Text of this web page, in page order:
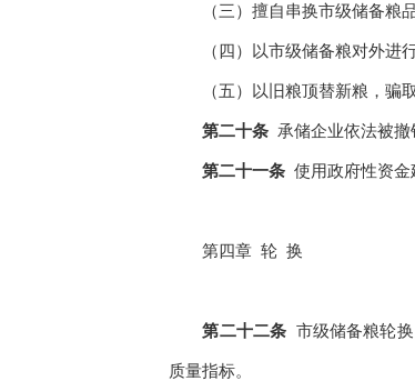
（三）擅自串换市级储备粮
（四）以市级储备粮对外进
（五）以旧粮顶替新粮，骗
第二十条 承储企业依法被
第二十一条 使用政府性资金
第四章 轮 换
第二十二条 市级储备粮轮
质量指标。